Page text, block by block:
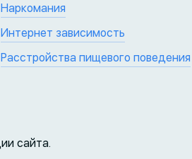
Наркомания
Интернет зависимость
Расстройства пищевого поведения
сайта.